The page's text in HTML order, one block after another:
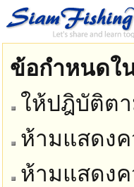
ข้อกำหนดใ
ให้ปฎิบัติต
ห้ามแสดง
ห้ามแสดง